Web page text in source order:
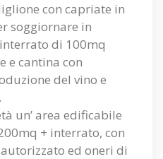
con capriate in
soggiornare in
di 100mq
e cantina con
del vino e
un’ area edificabile
+ interrato, con
ed oneri di